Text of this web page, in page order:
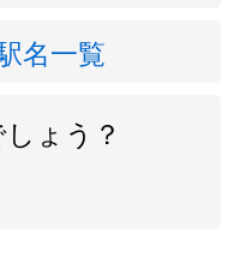
名一覧
ょう？